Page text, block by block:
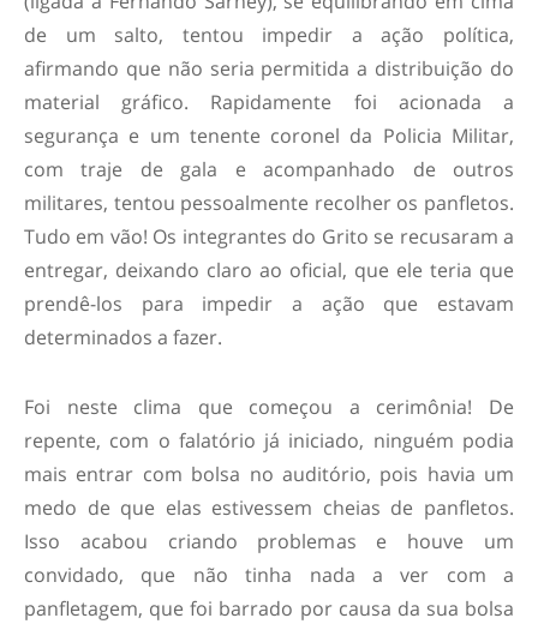
de um salto, tentou impedir a ação política,
afirmando que não seria permitida a distribuição do
material gráfico. Rapidamente foi acionada a
segurança e um tenente coronel da Policia Militar,
com traje de gala e acompanhado de outros
militares, tentou pessoalmente recolher os panfletos.
Tudo em vão! Os integrantes do Grito se recusaram a
entregar, deixando claro ao oficial, que ele teria que
prendê-los para impedir a ação que estavam
determinados a fazer.
Foi neste clima que começou a cerimônia! De
repente, com o falatório já iniciado, ninguém podia
mais entrar com bolsa no auditório, pois havia um
medo de que elas estivessem cheias de panfletos.
Isso acabou criando problemas e houve um
convidado, que não tinha nada a ver com a
panfletagem, que foi barrado por causa da sua bolsa